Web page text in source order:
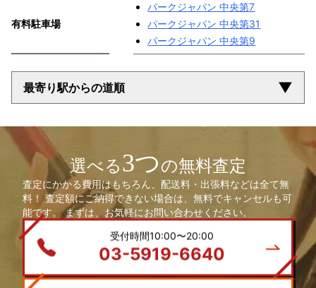
有料駐車場
パークジャパン 中央第7
パークジャパン 中央第31
パークジャパン 中央第9
最寄り駅からの道順 ▼
選べる3つの無料査定
査定にかかる費用はもちろん、配送料・出張料などは全て無
料！ 査定額にご納得できない場合は、無料でキャンセルも可
能です。 まずは、お気軽にお問い合わせください。
受付時間10:00〜20:00
03-5919-6640